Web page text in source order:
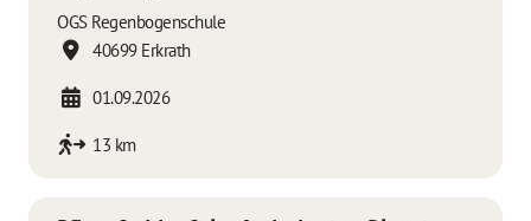
OGS Regenbogenschule
40699 Erkrath
01.09.2026
13 km